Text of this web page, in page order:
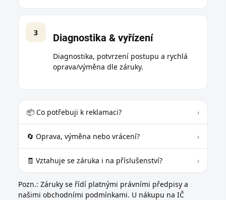
3 Diagnostika & vyřízení
Diagnostika, potvrzení postupu a rychlá
oprava/výměna dle záruky.
📦 Co potřebuji k reklamaci? ›
🔄 Oprava, výměna nebo vrácení? ›
🧾 Vztahuje se záruka i na příslušenství? ›
Pozn.: Záruky se řídí platnými právními předpisy a
našimi obchodními podmínkami. U nákupu na IČ